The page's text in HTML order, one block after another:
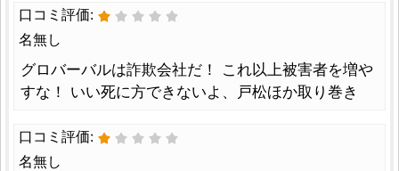
口コミ評価:
名無し
グロバーバルは詐欺会社だ！ これ以上被害者を増や
すな！ いい死に方できないよ、戸松ほか取り巻き
口コミ評価:
名無し